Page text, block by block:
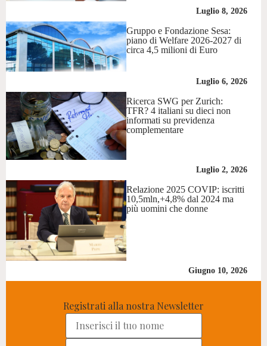
Luglio 8, 2026
Gruppo e Fondazione Sesa:
piano di Welfare 2026-2027 di
circa 4,5 milioni di Euro
Luglio 6, 2026
Ricerca SWG per Zurich:
TFR? 4 italiani su dieci non
informati su previdenza
complementare
Luglio 2, 2026
Relazione 2025 COVIP: iscritti
10,5mln,+4,8% dal 2024 ma
più uomini che donne
Giugno 10, 2026
Registrati alla nostra Newsletter